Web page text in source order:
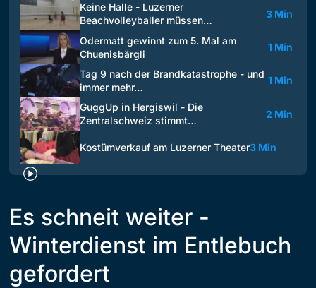
Keine Halle - Luzerner
Beachvolleyballer müssen…
3 Min
Odermatt gewinnt zum 5. Mal am
Chuenisbärgli
1 Min
Tag 9 nach der Brandkatastrophe - und
immer mehr…
1 Min
GuggUp in Hergiswil - Die
Zentralschweiz stimmt…
2 Min
Kostümverkauf am Luzerner Theater3 Min
Es schneit weiter -
Winterdienst im Entlebuch
gefordert